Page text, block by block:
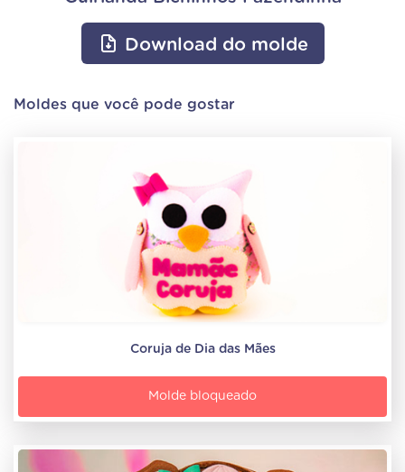
Download do molde
Moldes que você pode gostar
Coruja de Dia das Mães
Molde bloqueado